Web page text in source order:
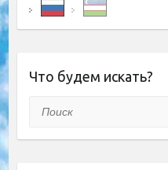
Что будем искать?
Поиск